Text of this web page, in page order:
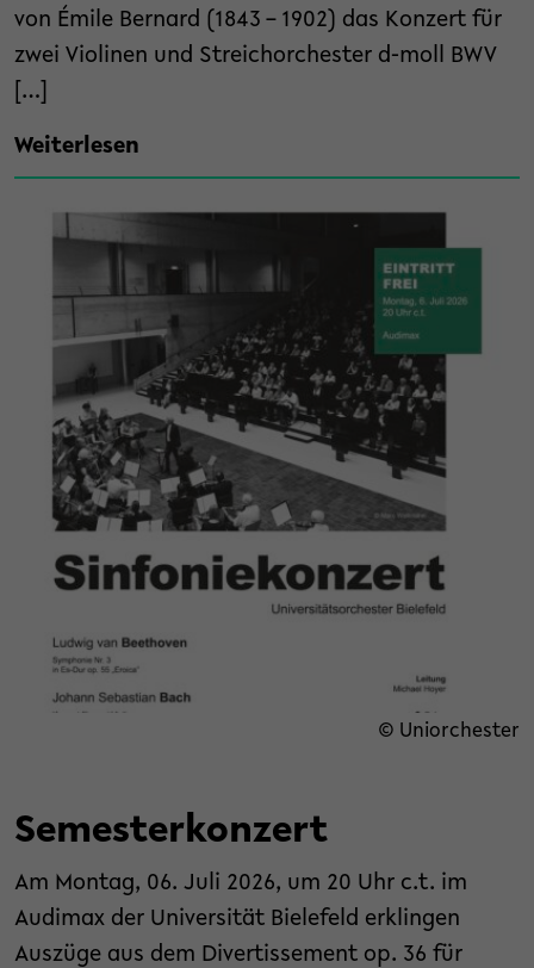
von Émile Bernard (1843 – 1902) das Konzert für
zwei Violinen und Streichorchester d-moll BWV
[…]
Weiterlesen
© Uniorchester
Semesterkonzert
Am Montag, 06. Juli 2026, um 20 Uhr c.t. im
Audimax der Universität Bielefeld erklingen
Auszüge aus dem Divertissement op. 36 für